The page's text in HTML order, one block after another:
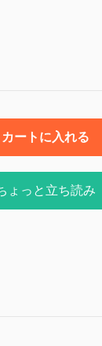
カートに入れる
ょっと立ち読み